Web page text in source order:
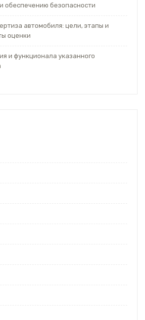
обеспечению безопасности
автомобиля: цели, этапы и
оценки
и функционала указанного